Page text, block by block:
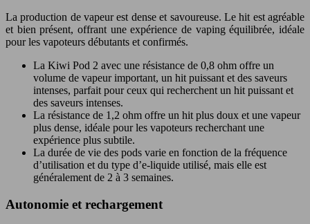
La production de vapeur est dense et savoureuse. Le hit est agréable
et bien présent, offrant une expérience de vaping équilibrée, idéale
pour les vapoteurs débutants et confirmés.
La Kiwi Pod 2 avec une résistance de 0,8 ohm offre un
volume de vapeur important, un hit puissant et des saveurs
intenses, parfait pour ceux qui recherchent un hit puissant et
des saveurs intenses.
La résistance de 1,2 ohm offre un hit plus doux et une vapeur
plus dense, idéale pour les vapoteurs recherchant une
expérience plus subtile.
La durée de vie des pods varie en fonction de la fréquence
d’utilisation et du type d’e-liquide utilisé, mais elle est
généralement de 2 à 3 semaines.
Autonomie et rechargement